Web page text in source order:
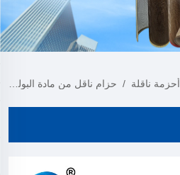
أحزمة ناقلة / حزام ناقل من مادة البولي تترافلوروإيثيلين